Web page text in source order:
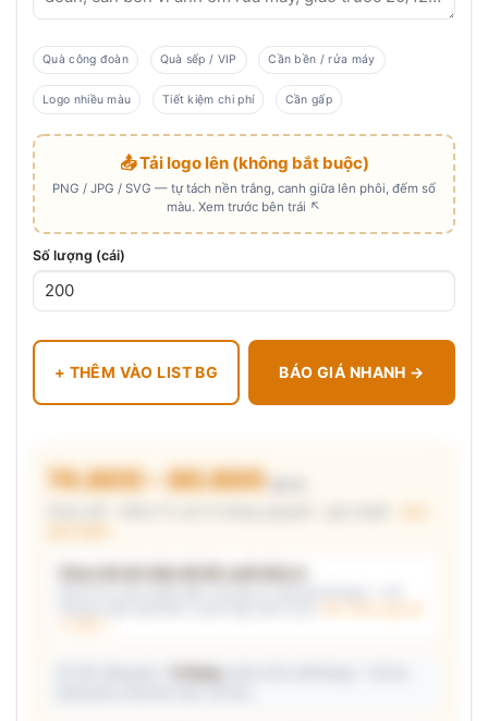
Quà công đoàn Quà sếp / VIP Cần bền / rửa máy
Logo nhiều màu Tiết kiệm chi phí Cần gấp
📤 Tải logo lên (không bắt buộc)
PNG / JPG / SVG — tự tách nền trắng, canh giữa lên phôi, đếm số
màu. Xem trước bên trái ↖
Số lượng (cái)
+ THÊM VÀO LIST BG BÁO GIÁ NHANH →
74.600 – 80.800